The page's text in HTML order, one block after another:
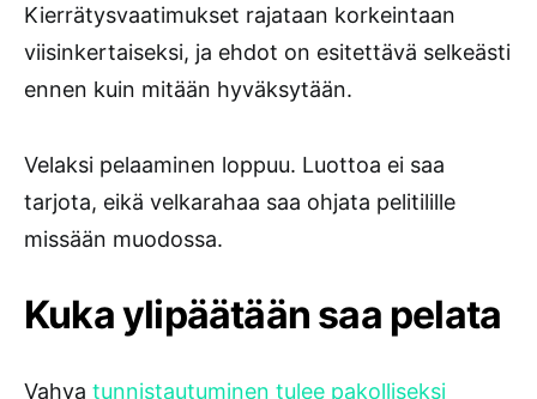
Kierrätysvaatimukset rajataan korkeintaan
viisinkertaiseksi, ja ehdot on esitettävä selkeästi
ennen kuin mitään hyväksytään.
Velaksi pelaaminen loppuu. Luottoa ei saa
tarjota, eikä velkarahaa saa ohjata pelitilille
missään muodossa.
Kuka ylipäätään saa pelata
Vahva tunnistautuminen tulee pakolliseksi